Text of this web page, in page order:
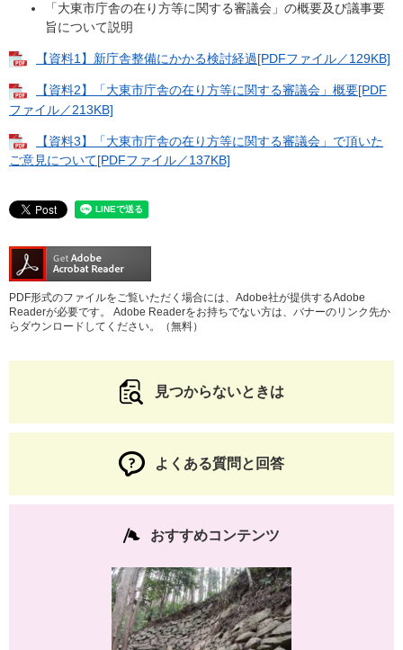
「大東市庁舎の在り方等に関する審議会」の概要及び議事要
旨について説明
【資料1】新庁舎整備にかかる検討経過[PDFファイル／129KB]
【資料2】「大東市庁舎の在り方等に関する審議会」概要[PDF
ファイル／213KB]
【資料3】「大東市庁舎の在り方等に関する審議会」で頂いた
ご意見について[PDFファイル／137KB]
PDF形式のファイルをご覧いただく場合には、Adobe社が提供するAdobe
Readerが必要です。
Adobe Readerをお持ちでない方は、バナーのリンク先か
らダウンロードしてください。（無料）
見つからないときは
よくある質問と回答
おすすめコンテンツ